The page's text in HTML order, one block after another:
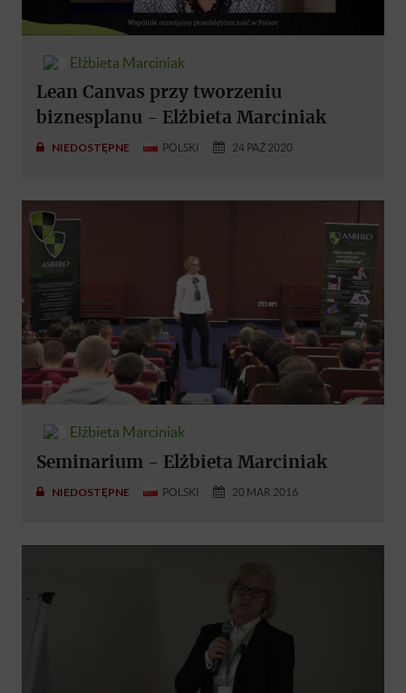
Elżbieta Marciniak
Lean Canvas przy tworzeniu
biznesplanu - Elżbieta Marciniak
NIEDOSTĘPNE POLSKI 24 PAŹ 2020
Elżbieta Marciniak
Seminarium - Elżbieta Marciniak
NIEDOSTĘPNE POLSKI 20 MAR 2016